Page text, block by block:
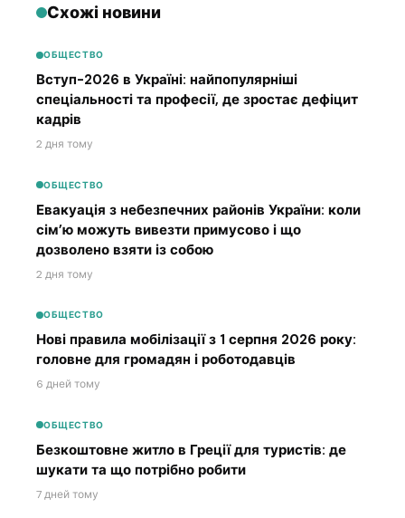
Схожі новини
ОБЩЕСТВО
Вступ-2026 в Україні: найпопулярніші
спеціальності та професії, де зростає дефіцит
кадрів
2 дня тому
ОБЩЕСТВО
Евакуація з небезпечних районів України: коли
сім’ю можуть вивезти примусово і що
дозволено взяти із собою
2 дня тому
ОБЩЕСТВО
Нові правила мобілізації з 1 серпня 2026 року:
головне для громадян і роботодавців
6 дней тому
ОБЩЕСТВО
Безкоштовне житло в Греції для туристів: де
шукати та що потрібно робити
7 дней тому